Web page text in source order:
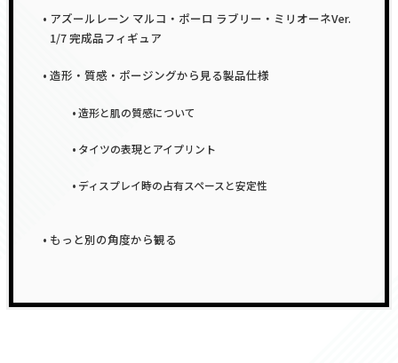
アズールレーン マルコ・ポーロ ラブリー・ミリオーネVer.
1/7 完成品フィギュア
造形・質感・ポージングから見る製品仕様
造形と肌の質感について
タイツの表現とアイプリント
ディスプレイ時の占有スペースと安定性
もっと別の角度から観る